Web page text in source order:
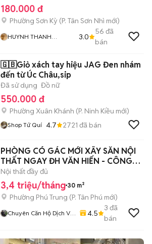
180.000 đ
Phường Sơn Kỳ (P. Tân Sơn Nhì mới)
HUYNH THANH
3.0
56 đã
bán
🇬🇧Giỏ xách tay hiệu JAG Đen nhám
đến từ Úc Châu,sip
Đã sử dụng Đồ nữ
550.000 đ
Phường Xuân Khánh (P. Ninh Kiều mới)
Shop Tứ Quí 4.7 2721 đã bán
PHÒNG CÓ GÁC MỚI XÂY SẴN NỘI
THẤT NGAY ĐH VĂN HIẾN - CÔNG
THƯƠNG
Nội thất đầy đủ
3,4 triệu/tháng 30 m²
Phường Phú Trung (P. Tân Phú mới)
Chuyên Căn Hộ Dịch Vụ
4.5
3 đã
bán